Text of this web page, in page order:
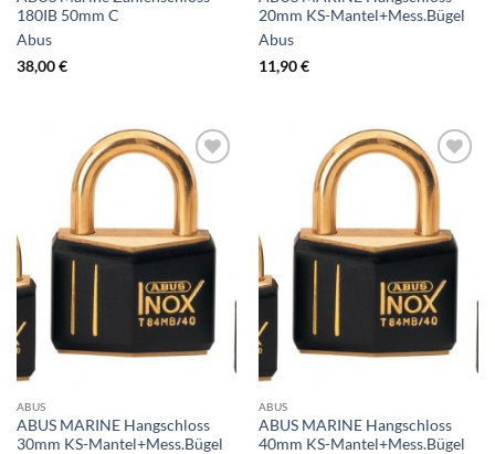
180IB 50mm C
Abus
38,00€
20mm KS-Mantel+Mess.Bügel
Abus
11,90€
ABUS
ABUS MARINE Hangschloss
30mm KS-Mantel+Mess.Bügel
ABUS
ABUS MARINE Hangschloss
40mm KS-Mantel+Mess.Bügel